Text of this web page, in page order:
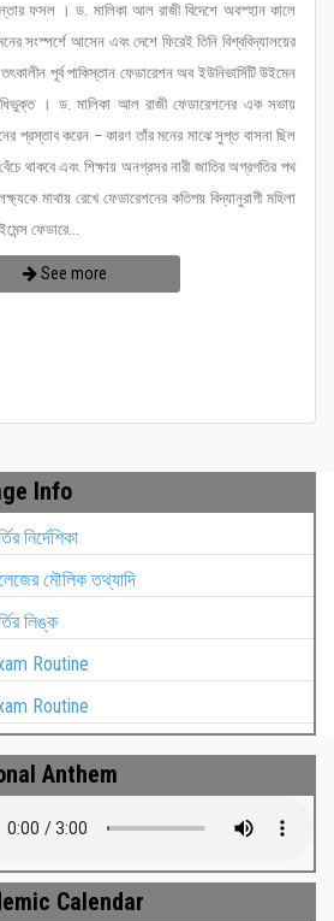
ফসল । ড. মালিকা আল রাজী বিদেশে অবস্হান কালে
সংস্পর্শে আসেন এবং দেশে ফিরেই তিনি বিশ্ববিদ্যালয়ের
পূর্ব পাকিস্তান ফেডারেশন অব ইউনিভার্সিটি উইমেন
। ড. মালিকা আল রাজী ফেডারেশনের এক সভায়
প্রস্তাব করেন – কারণ তাঁর মনের মাঝে সুপ্ত বাসনা ছিল
থাকবে এবং শিক্ষায় অনগ্রসর নারী জাতির অগ্রগতির পথ
মাথায় রেখে ফেডারেশনের কতিপয় বিদ্যানুরাগী মহিলা
ফেডারে...
See more
Info
নির্দেশিকা
মৌলিক তথ্যাদি
লিঙ্ক
Routine
Routine
Anthem
Calendar